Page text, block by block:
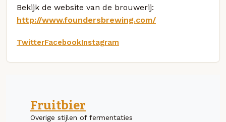
Bekijk de website van de brouwerij:
http://www.foundersbrewing.com/
TwitterFacebookInstagram
Fruitbier
Overige stijlen of fermentaties